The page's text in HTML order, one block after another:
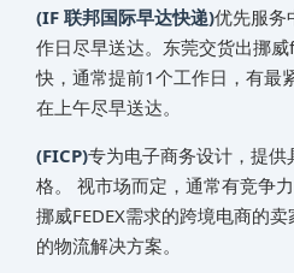
(IF 联邦国际早达快递)优先服务
作日尽早送达。东莞交货出‌挪
快，通常提前1个工作日，有最
在上午尽早送达。
(FICP)专为电子商务设计，提
格。 视市场而定，通常有竞争
挪威‌‌‌‌‌‌‌FEDEX需求的跨境电商的
的物流解决方案。